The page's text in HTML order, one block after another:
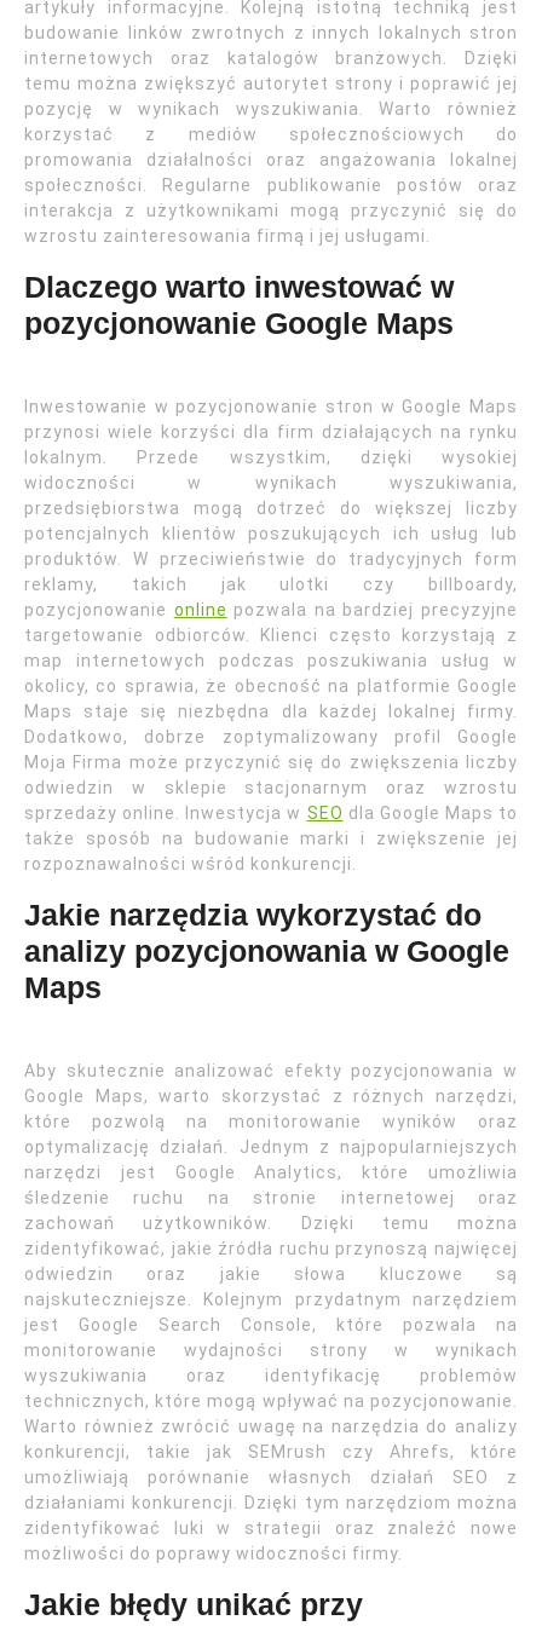
artykuły informacyjne. Kolejną istotną techniką jest
budowanie linków zwrotnych z innych lokalnych stron
internetowych oraz katalogów branżowych. Dzięki
temu można zwiększyć autorytet strony i poprawić jej
pozycję w wynikach wyszukiwania. Warto również
korzystać z mediów społecznościowych do
promowania działalności oraz angażowania lokalnej
społeczności. Regularne publikowanie postów oraz
interakcja z użytkownikami mogą przyczynić się do
wzrostu zainteresowania firmą i jej usługami.
Dlaczego warto inwestować w
pozycjonowanie Google Maps
Inwestowanie w pozycjonowanie stron w Google Maps
przynosi wiele korzyści dla firm działających na rynku
lokalnym. Przede wszystkim, dzięki wysokiej
widoczności w wynikach wyszukiwania,
przedsiębiorstwa mogą dotrzeć do większej liczby
potencjalnych klientów poszukujących ich usług lub
produktów. W przeciwieństwie do tradycyjnych form
reklamy, takich jak ulotki czy billboardy,
pozycjonowanie online pozwala na bardziej precyzyjne
targetowanie odbiorców. Klienci często korzystają z
map internetowych podczas poszukiwania usług w
okolicy, co sprawia, że obecność na platformie Google
Maps staje się niezbędna dla każdej lokalnej firmy.
Dodatkowo, dobrze zoptymalizowany profil Google
Moja Firma może przyczynić się do zwiększenia liczby
odwiedzin w sklepie stacjonarnym oraz wzrostu
sprzedaży online. Inwestycja w SEO dla Google Maps to
także sposób na budowanie marki i zwiększenie jej
rozpoznawalności wśród konkurencji.
Jakie narzędzia wykorzystać do
analizy pozycjonowania w Google
Maps
Aby skutecznie analizować efekty pozycjonowania w
Google Maps, warto skorzystać z różnych narzędzi,
które pozwolą na monitorowanie wyników oraz
optymalizację działań. Jednym z najpopularniejszych
narzędzi jest Google Analytics, które umożliwia
śledzenie ruchu na stronie internetowej oraz
zachowań użytkowników. Dzięki temu można
zidentyfikować, jakie źródła ruchu przynoszą najwięcej
odwiedzin oraz jakie słowa kluczowe są
najskuteczniejsze. Kolejnym przydatnym narzędziem
jest Google Search Console, które pozwala na
monitorowanie wydajności strony w wynikach
wyszukiwania oraz identyfikację problemów
technicznych, które mogą wpływać na pozycjonowanie.
Warto również zwrócić uwagę na narzędzia do analizy
konkurencji, takie jak SEMrush czy Ahrefs, które
umożliwiają porównanie własnych działań SEO z
działaniami konkurencji. Dzięki tym narzędziom można
zidentyfikować luki w strategii oraz znaleźć nowe
możliwości do poprawy widoczności firmy.
Jakie błędy unikać przy